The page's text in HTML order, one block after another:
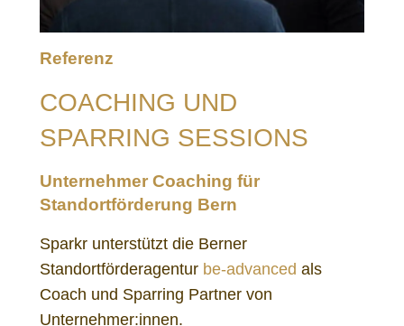
Referenz
COACHING UND
SPARRING SESSIONS
Unternehmer Coaching für
Standortförderung Bern
Sparkr unterstützt die Berner
Standortförderagentur be-advanced als
Coach und Sparring Partner von
Unternehmer:innen.